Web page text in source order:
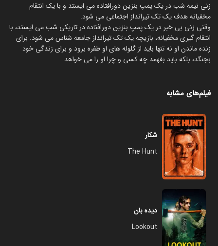
زنی نیمه شب در یک پمپ بنزین دورافتاده می ایستد و با یک انتقام
مخفیانه هدف یک تک تیرانداز اجتماعی می شود.
وقتی زنی بی خبر در یک پمپ بنزین دورافتاده در تاریکی شب می ایستد، با
انتقام گیری مخفیانه، بازیچه یک تک تیرانداز جامعه شناس می شود. برای
زنده ماندن او نه تنها باید از گلوله های او طفره برود و برای زندگی خود
بجنگد، بلکه باید بفهمد چه کسی و چرا او را می خواهد.
فیلم‌های مشابه
شکار
The Hunt
دیده بان
Lookout